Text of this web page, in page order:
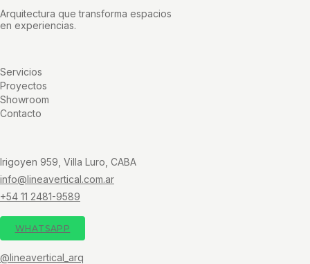
Arquitectura que transforma espacios
en experiencias.
Servicios
Proyectos
Showroom
Contacto
Irigoyen 959, Villa Luro, CABA
info@lineavertical.com.ar
+54 11 2481-9589
WHATSAPP
@lineavertical_arq